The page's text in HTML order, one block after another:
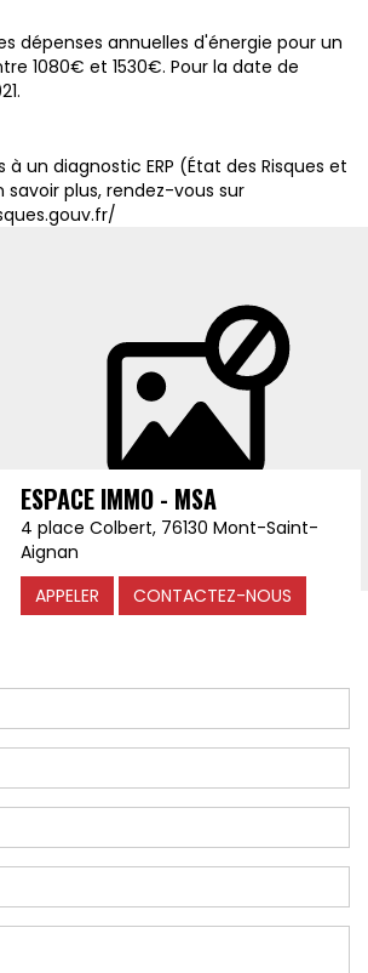
dépenses annuelles d'énergie pour un
1080€ et 1530€. Pour la date de
un diagnostic ERP (État des Risques et
savoir plus, rendez-vous sur
ESPACE IMMO - MSA
4 place Colbert, 76130 Mont-Saint-
Aignan
APPELER
CONTACTEZ-NOUS